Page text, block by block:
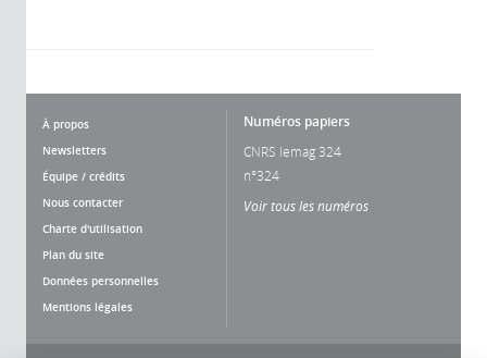
À propos
Newsletters
Équipe / crédits
Nous contacter
Charte d'utilisation
Plan du site
Données personnelles
Mentions légales
Numéros papiers
CNRS lemag 324
n°324
Voir tous les numéros